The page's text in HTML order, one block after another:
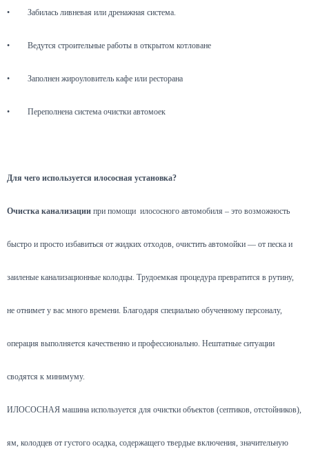
• Забилась ливневая или дренажная система.
• Ведутся строительные работы в открытом котловане
• Заполнен жироуловитель кафе или ресторана
• Переполнена система очистки автомоек
Для чего используется илососная установка?
Очистка канализации при помощи илососного автомобиля – это возможность
быстро и просто избавиться от жидких отходов, очистить автомойки — от песка и
заиленые канализационные колодцы. Трудоемкая процедура превратится в рутину,
не отнимет у вас много времени. Благодаря специально обученному персоналу,
операция выполняется качественно и профессионально. Нештатные ситуации
сводятся к минимуму.
ИЛОСОСНАЯ машина используется для очистки объектов (септиков, отстойников),
ям, колодцев от густого осадка, содержащего твердые включения, значительную